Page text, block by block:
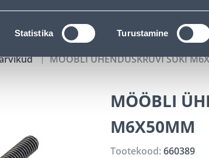
Statistika Turustamine
TÖÖRIISTALAENUTUS
MÖÖBLI ÜHENDUSKRUVI SUKI
MÖÖBLI
M6X50MM
Tootekood:660389